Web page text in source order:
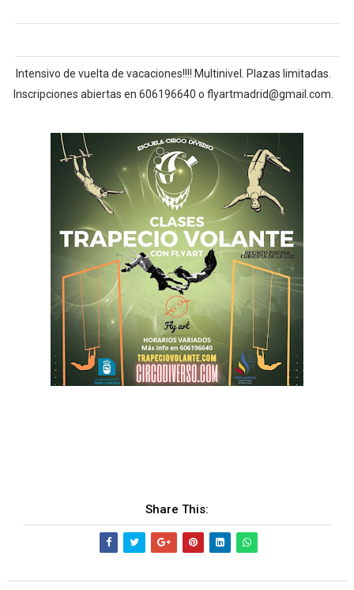
Intensivo de vuelta de vacaciones!!!! Multinivel. Plazas limitadas.
Inscripciones abiertas en 606196640 o flyartmadrid@gmail.com.
Share This: